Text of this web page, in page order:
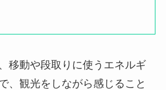
移動や段取りに使うエネルギ
、観光をしながら感じること